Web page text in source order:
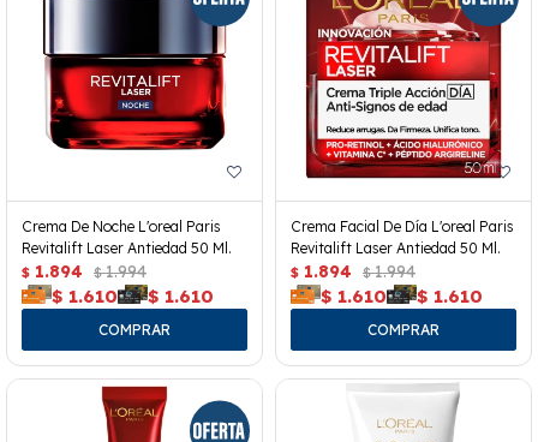
Crema De Noche L'oreal Paris
Revitalift Laser Antiedad 50 Ml.
$ 1.894 $ 1.994
$ 1.610 $ 1.610
Crema Facial De Día L'oreal Paris
Revitalift Laser Antiedad 50 Ml.
$ 1.894 $ 1.994
$ 1.610 $ 1.610